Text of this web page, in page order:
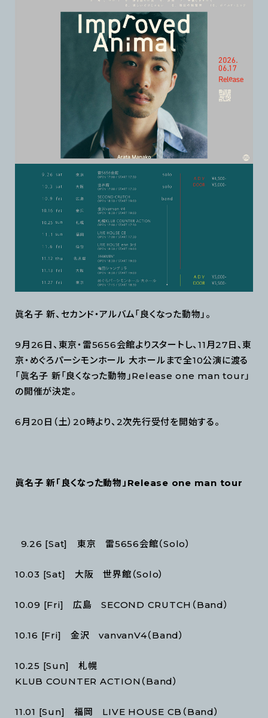
眞名子 新、セカンド・アルバム「良くなった動物」。
9月26日、東京・雷5656会館よりスタートし、11月27日、東
京・めぐろパーシモンホール 大ホールまで全10公演に渡る
「眞名子 新「良くなった動物」Release one man tour」
の開催が決定。
6月20日（土）20時より、2次先行受付を開始する。
眞名子 新「良くなった動物」Release one man tour
9.26 [Sat] 東京 雷5656会館（Solo）
10.03 [Sat] 大阪 世界館（Solo）
10.09 [Fri] 広島 SECOND CRUTCH（Band）
10.16 [Fri] 金沢 vanvanV4（Band）
10.25 [Sun] 札幌
KLUB COUNTER ACTION（Band）
11.01 [Sun] 福岡 LIVE HOUSE CB（Band）